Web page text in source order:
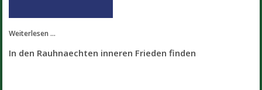
Weiterlesen ...
In den Rauhnaechten inneren Frieden finden